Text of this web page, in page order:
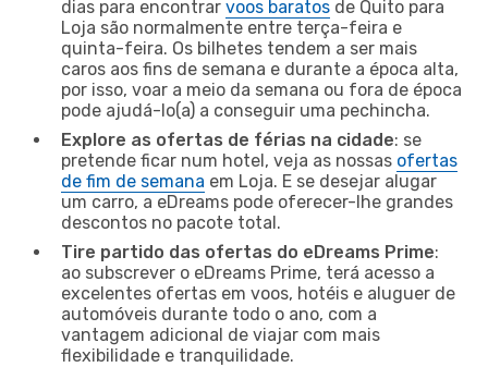
dias para encontrar voos baratos de Quito para
Loja são normalmente entre terça-feira e
quinta-feira. Os bilhetes tendem a ser mais
caros aos fins de semana e durante a época alta,
por isso, voar a meio da semana ou fora de época
pode ajudá-lo(a) a conseguir uma pechincha.
Explore as ofertas de férias na cidade: se
pretende ficar num hotel, veja as nossas ofertas
de fim de semana em Loja. E se desejar alugar
um carro, a eDreams pode oferecer-lhe grandes
descontos no pacote total.
Tire partido das ofertas do eDreams Prime:
ao subscrever o eDreams Prime, terá acesso a
excelentes ofertas em voos, hotéis e aluguer de
automóveis durante todo o ano, com a
vantagem adicional de viajar com mais
flexibilidade e tranquilidade.